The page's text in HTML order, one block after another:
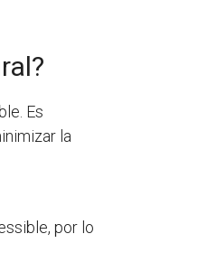
Es
la
por lo